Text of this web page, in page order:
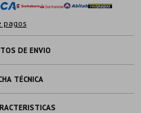
pagos
DE ENVIO
TÉCNICA